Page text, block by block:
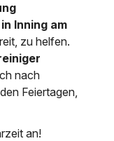
-
Schlamm-
Services mit
Inning am
zu helfen.
nach
Feiertagen,
an!